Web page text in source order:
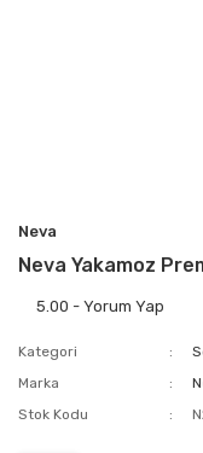
Neva
Neva Yakamoz
5.00 - Yorum Yap
Kategori
Marka
Stok Kodu